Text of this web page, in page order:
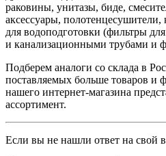
раковины, унитазы, биде,
аксессуары,
для водоподготовки (фильтры
и канализационными трубами и
Подберем аналоги со склада в
поставляемых больше товаров и
нашего интернет-магазина
ассортимент.
Если вы не нашли ответ на свой